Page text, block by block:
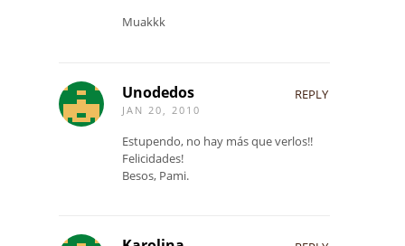
Muakkk
Unodedos
JAN 20, 2010
REPLY
Estupendo, no hay más que verlos!!
Felicidades!
Besos, Pami.